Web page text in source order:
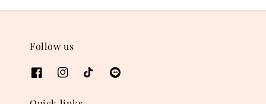
Follow us